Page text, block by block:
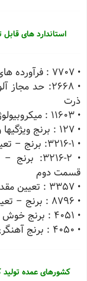
استاندارد های
• 7707 : فرآورده های حجیم شده ذرت ( بلغور )
• 2668: حد
ذرت
• 11603 : میکروبیولوژی انواع اسنک
• 127 : برنج ویژگیها و روشهای آزمون
• 3216-1: برنج – تعیین مقدار آمیلوز قسمت اول
• 3216-2:
قسمت دوم
• 3357 : تعیین مقدار برنج پوست کنده و پرداخت شده
• 8796 : برنج – تعیین زمان ژلاتینه شدن دانه هنگام پخت
• 4051 : برنج خوش تراش – ویژگی ها و روش های آزمون
• 4050 : برنج آهنگری – ویژگی ها و روش های آزمون
کشورهای عمده